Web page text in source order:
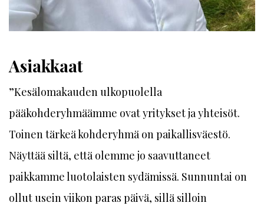
Asiakkaat
”Kesälomakauden ulkopuolella
pääkohderyhmäämme ovat yritykset ja yhteisöt.
Toinen tärkeä kohderyhmä on paikallisväestö.
Näyttää siltä, että olemme jo saavuttaneet
paikkamme luotolaisten sydämissä. Sunnuntai on
ollut usein viikon paras päivä, sillä silloin